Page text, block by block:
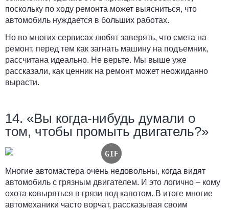
поскольку по ходу ремонта может выясниться, что
автомобиль нуждается в больших работах.
Но во многих сервисах любят заверять, что смета на
ремонт, перед тем как загнать машину на подъемник,
рассчитана идеально. Не верьте. Мы выше уже
рассказали, как ценник на ремонт может неожиданно
вырасти.
14. «Вы когда-нибудь думали о
том, чтобы промыть двигатель?»
Многие автомастера очень недовольны, когда видят
автомобиль с грязным двигателем. И это логично – кому
охота ковыряться в грязи под капотом. В итоге многие
автомеханики часто ворчат, рассказывая своим